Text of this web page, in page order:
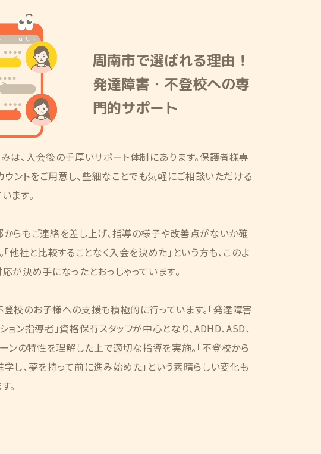
周南市で選ばれる理由！
発達障害・不登校への専
門的サポート
は、入会後の手厚いサポート体制にあります。保護者様専
ントをご用意し、些細なことでも気軽にご相談いただける
ます。
らもご連絡を差し上げ、指導の様子や改善点がないか確
「他社と比較することなく入会を決めた」という方も、このよ
が決め手になったとおっしゃっています。
校のお子様への支援も積極的に行っています。「発達障害
ョン指導者」資格保有スタッフが中心となり、ADHD、ASD、
ンの特性を理解した上で適切な指導を実施。「不登校から
し、夢を持って前に進み始めた」という素晴らしい変化も
。